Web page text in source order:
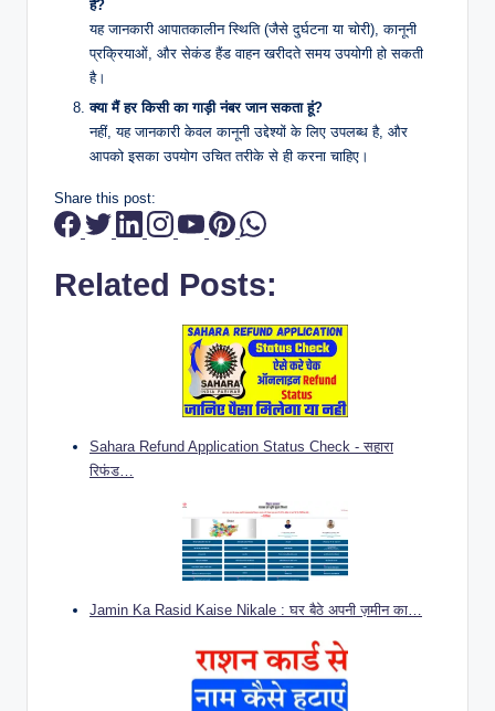
है?
यह जानकारी आपातकालीन स्थिति (जैसे दुर्घटना या चोरी), कानूनी
प्रक्रियाओं, और सेकंड हैंड वाहन खरीदते समय उपयोगी हो सकती
है।
क्या मैं हर किसी का गाड़ी नंबर जान सकता हूं?
नहीं, यह जानकारी केवल कानूनी उद्देश्यों के लिए उपलब्ध है, और
आपको इसका उपयोग उचित तरीके से ही करना चाहिए।
Share this post:
Related Posts:
Sahara Refund Application Status Check - सहारा
रिफंड…
Jamin Ka Rasid Kaise Nikale : घर बैठे अपनी ज़मीन का…